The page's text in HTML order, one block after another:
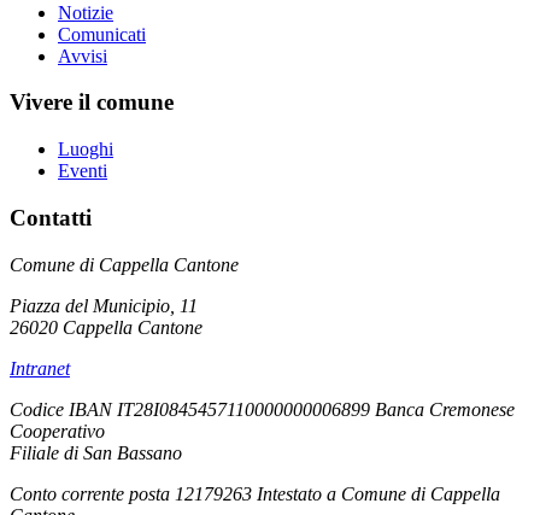
Notizie
Comunicati
Avvisi
Vivere il comune
Luoghi
Eventi
Contatti
Comune di Cappella Cantone
Piazza del Municipio, 11
26020 Cappella Cantone
Intranet
Codice IBAN IT28I0845457110000000006899 Banca Cremonese
Cooperativo
Filiale di San Bassano
Conto corrente posta 12179263 Intestato a Comune di Cappella